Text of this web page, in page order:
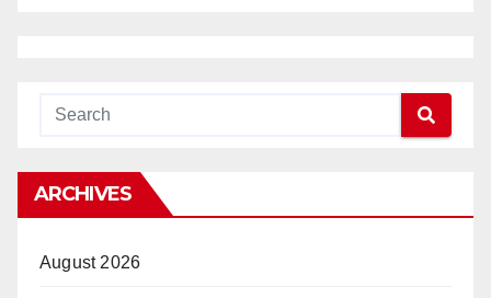
ARCHIVES
August 2026